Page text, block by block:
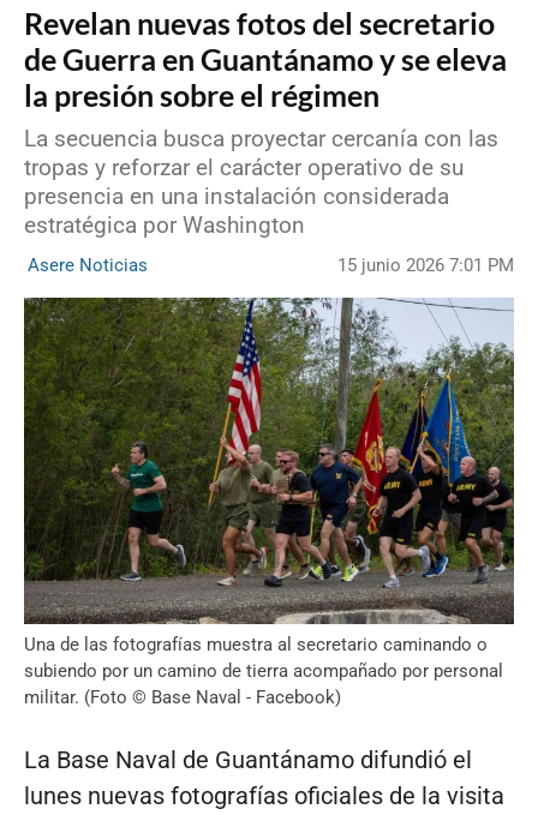
Revelan nuevas fotos del secretario
de Guerra en Guantánamo y se eleva
la presión sobre el régimen
La secuencia busca proyectar cercanía con las
tropas y reforzar el carácter operativo de su
presencia en una instalación considerada
estratégica por Washington
Asere Noticias 15 junio 2026 7:01 PM
Una de las fotografías muestra al secretario caminando o
subiendo por un camino de tierra acompañado por personal
militar. (Foto © Base Naval - Facebook)
La Base Naval de Guantánamo difundió el
lunes nuevas fotografías oficiales de la visita